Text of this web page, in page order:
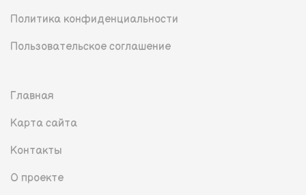
Политика конфиденциальности
Пользовательское соглашение
Главная
Карта сайта
Контакты
О проекте